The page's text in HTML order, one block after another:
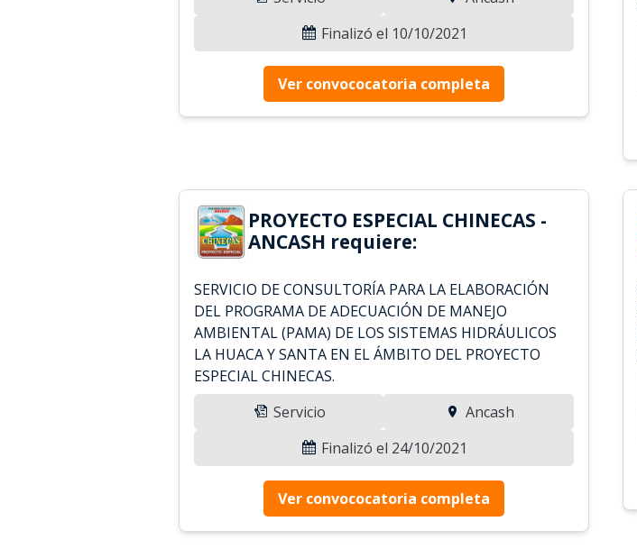
Finalizó el 10/10/2021
Ver convococatoria completa
PROYECTO ESPECIAL CHINECAS -
ANCASH requiere:
SERVICIO DE CONSULTORÍA PARA LA ELABORACIÓN
DEL PROGRAMA DE ADECUACIÓN DE MANEJO
AMBIENTAL (PAMA) DE LOS SISTEMAS HIDRÁULICOS
LA HUACA Y SANTA EN EL ÁMBITO DEL PROYECTO
ESPECIAL CHINECAS.
Servicio
Ancash
Finalizó el 24/10/2021
Ver convococatoria completa